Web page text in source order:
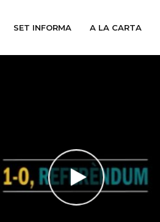
SET INFORMA A LA CARTA